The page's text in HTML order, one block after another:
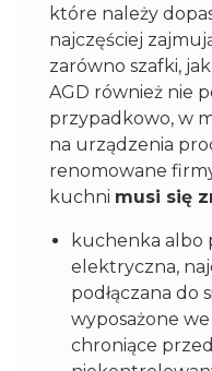
które należy
najczęściej
zarówno szafki,
AGD również nie
przypadkowo, w
na urządzenia
renomowane
kuchni musi się
kuchenka albo
elektryczna,
podłączana do
wyposażone
chroniące